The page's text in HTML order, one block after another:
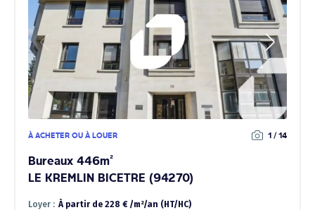
À ACHETER OU À LOUER 1 / 14
Bureaux 446m²
LE KREMLIN BICETRE (94270)
Loyer : À partir de 228 € /m²/an (HT/HC)